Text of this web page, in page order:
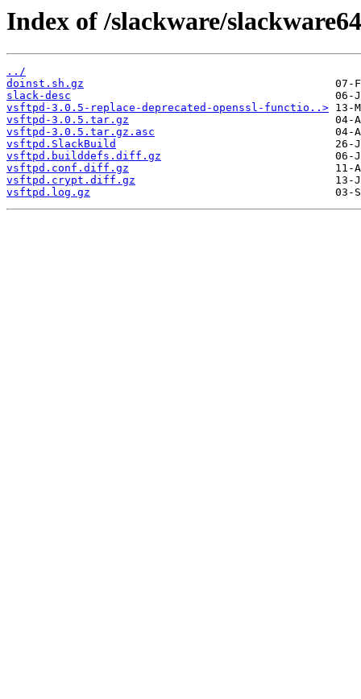
Index of /slackware/
../
doinst.sh.gz
slack-desc
vsftpd-3.0.5-replace-deprecated-openssl-functio..>
vsftpd-3.0.5.tar.gz
vsftpd-3.0.5.tar.gz.asc
vsftpd.SlackBuild
vsftpd.builddefs.diff.gz
vsftpd.conf.diff.gz
vsftpd.crypt.diff.gz
vsftpd.log.gz